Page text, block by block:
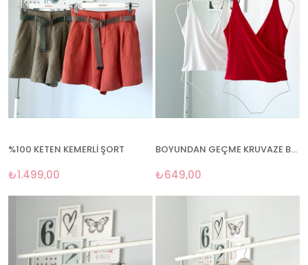
%100 KETEN KEMERLİ ŞORT
₺1.499,00
BOYUNDAN GEÇME KRUVAZE BLUZ
₺649,00